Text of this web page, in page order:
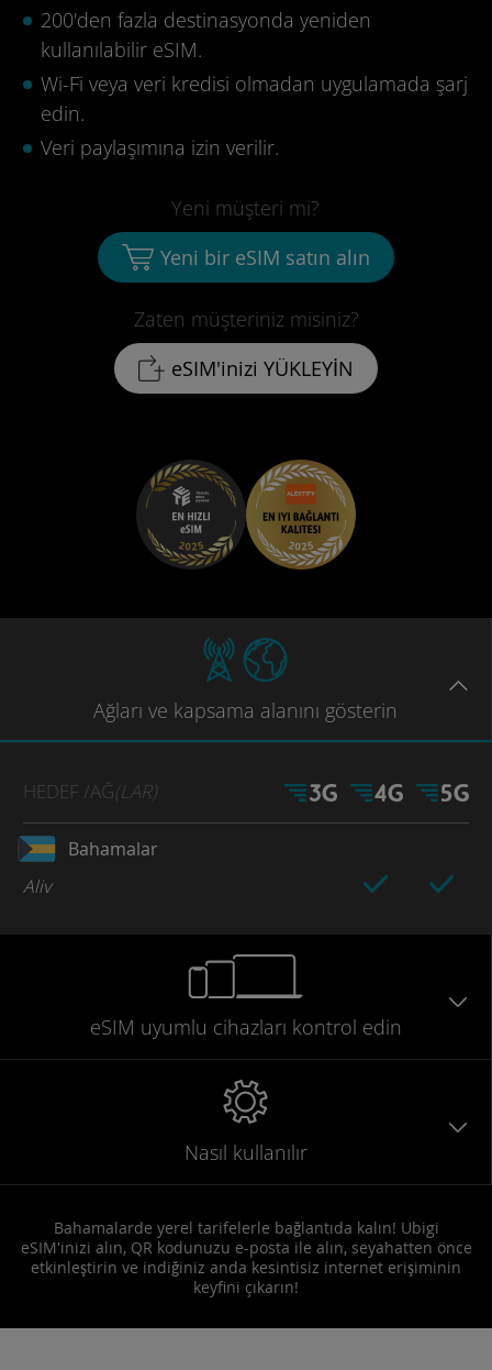
200'den fazla destinasyonda yeniden
kullanılabilir eSIM.
Wi-Fi veya veri kredisi olmadan uygulamada şarj
edin.
Veri paylaşımına izin verilir.
Zaten müşteriniz misiniz?
eSIM'inizi YÜKLEYİN
Yeni müşteri mi?
Yeni bir eSIM satın alın
Ağları ve kapsama alanını gösterin
HEDEF /AĞ(LAR)
Bahamalar
Aliv
eSIM uyumlu cihazları kontrol edin
Nasıl kullanılır
Bahamalarde yerel tarifelerle bağlantıda kalın! Ubigi
eSIM'inizi alın, QR kodunuzu e-posta ile alın, seyahatten önce
etkinleştirin ve indiğiniz anda kesintisiz internet erişiminin
keyfini çıkarın!